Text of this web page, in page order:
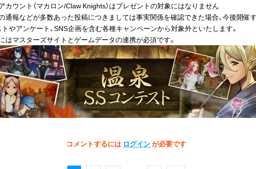
カウント（マカロン/Claw Knights）はプレゼントの対象にはなりません
の通報などが多数あった投稿につきましては事実関係を確認できた場合、今後開催
トやアンケート、SNS企画を含む各種キャンペーンから対象外といたします。
にはマスターズサイトとゲームデータの連携が必須です。
コメントするには ログインが必要です